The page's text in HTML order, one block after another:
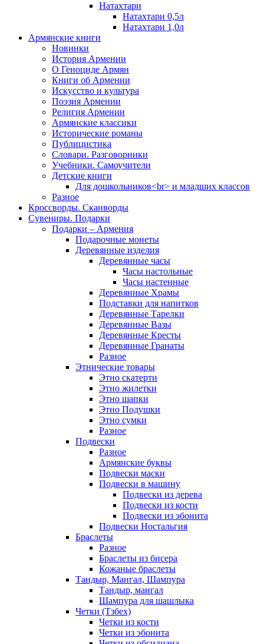
Натахтари
Натахтари 0,5л
Натахтари 1,0л
Армянские книги
Новинки
История Армении
О Геноциде Армян
Книги об Армении
Иcкусство и культура
Поэзия Армении
Религия Армении
Армянские классики
Исторические романы
Публицистика
Словари. Разговорники
Учебники. Самоучители
Детские книги
Для дошкольников<br> и младших классов
Разное
Кроссворды. Сканворды
Сувениры. Подарки
Подарки – Армения
Подарочные монеты
Деревянные изделия
Деревянные часы
Часы настольные
Часы настенные
Деревянные Храмы
Подставки для напитков
Деревянные Тарелки
Деревянные Вазы
Деревянные Кресты
Деревянные Гранаты
Разное
Этнические товары
Этно скатерти
Этно жилетки
Этно шапки
Этно Подушки
Этно сумки
Разное
Подвески
Разное
Армянские буквы
Подвески маски
Подвески в машину
Подвески из дерева
Подвески из кости
Подвески из эбонита
Подвески Ностальгия
Браслеты
Разное
Браслеты из бисера
Кожаные браслеты
Тандыр, Мангал, Шампура
Тандыр, мангал
Шампура для шашлыка
Четки (Тзбех)
Четки из кости
Четки из эбонита